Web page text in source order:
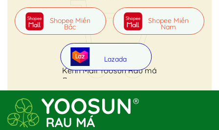
Kênh Mall Yoosun Rau má
Shopee Miền
Bắc
Shopee Miền
Nam
Lazada